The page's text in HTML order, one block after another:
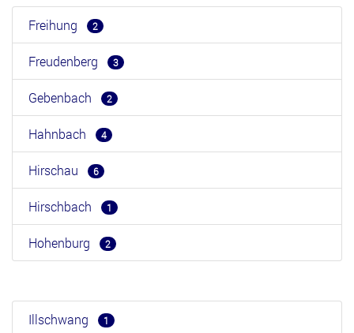
Freihung 2
Freudenberg 3
Gebenbach 2
Hahnbach 4
Hirschau 6
Hirschbach 1
Hohenburg 2
Illschwang 1